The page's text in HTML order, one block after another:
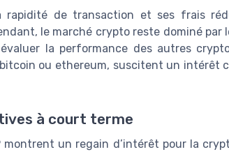
rapidité de transaction et ses frais
le marché crypto reste dominé par
la performance des autres
ou ethereum, suscitent un intérêt
à court terme
montrent un regain d’intérêt pour la